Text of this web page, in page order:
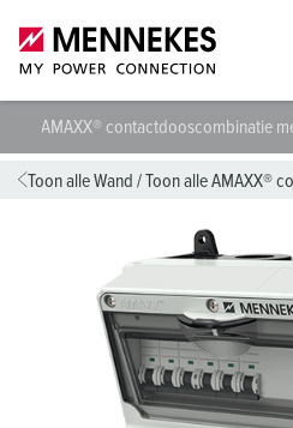
AMAXX® contactdooscombinatie
Toon alle Wand /Toon alle AMAXX®